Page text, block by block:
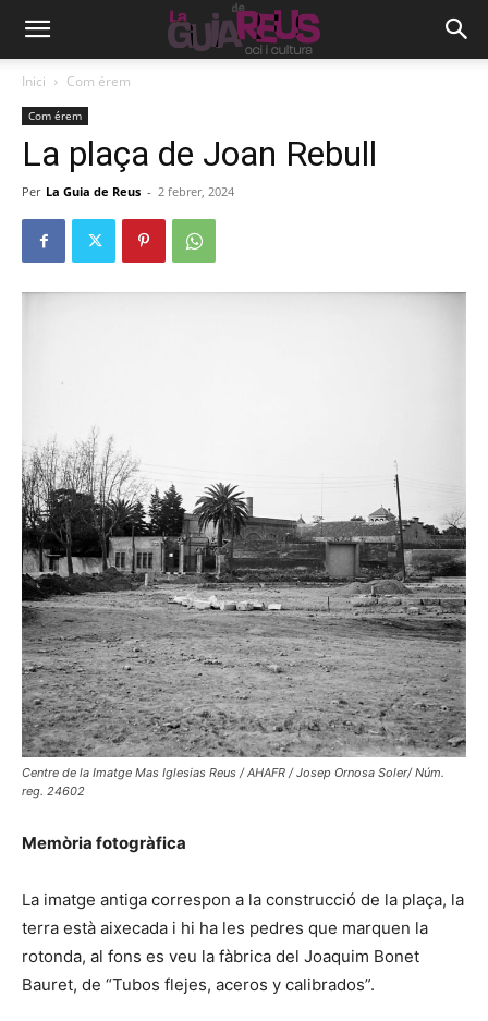
Inici Com érem
Com érem
La plaça de Joan Rebull
Per La Guia de Reus - 2 febrer, 2024
Centre de la Imatge Mas Iglesias Reus / AHAFR / Josep Ornosa Soler/ Núm.
reg. 24602
Memòria fotogràfica
La imatge antiga correspon a la construcció de la plaça, la
terra està aixecada i hi ha les pedres que marquen la
rotonda, al fons es veu la fàbrica del Joaquim Bonet
Bauret, de “Tubos flejes, aceros y calibrados”.